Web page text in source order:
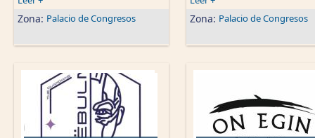
Zona: Palacio de Congresos Zona: Palacio de Congresos